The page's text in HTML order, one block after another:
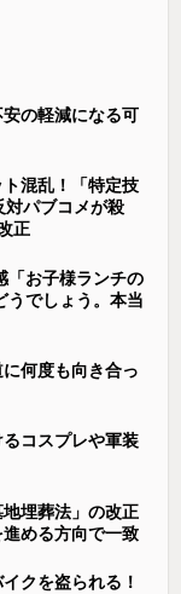
安の軽減になる可
ト混乱！「特定技
対パブコメが殺
正
「お子様ランチの
うでしょう。本当
何度も向き合っ
るコスプレや軍装
地埋葬法」の改正
める方向で一致
クを盗られる！